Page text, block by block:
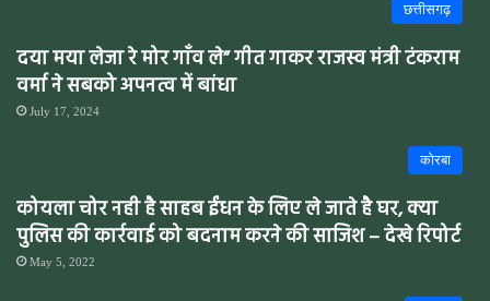
छत्तीसगढ़
दया मया लेजा रे मोर गाँव ले” गीत गाकर राजस्व मंत्री टंकराम
वर्मा ने सबको अपनत्व में बांधा
July 17, 2024
कोरबा
कोयला चोर नही है साहब ईंधन के लिए ले जाते है घर, क्या
पुलिस की कार्रवाई को बदनाम करने की साजिश – देखे रिपोर्ट
May 5, 2022